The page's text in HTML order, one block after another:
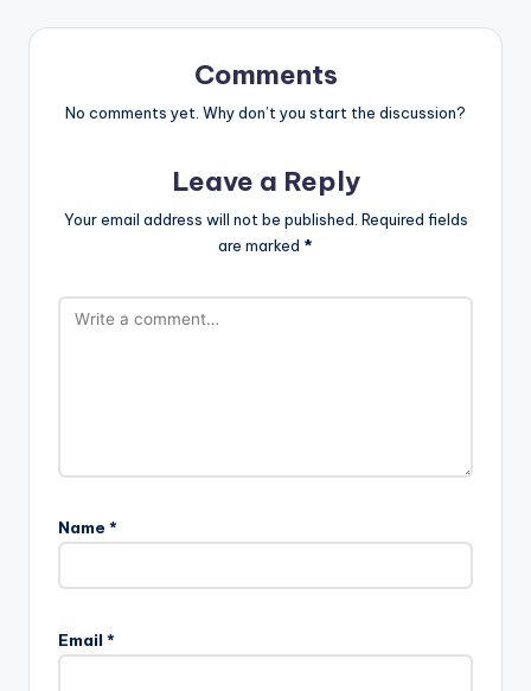
Comments
No comments yet. Why don’t you start the discussion?
Leave a Reply
Your email address will not be published. Required fields
are marked *
Name *
Email *